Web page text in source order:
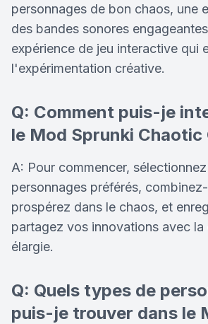
personnages de bon chaos, une
des bandes sonores
expérience de jeu interactive qui
l'expérimentation créative.
Q: Comment puis-je
le Mod Sprunki Chaotic
A: Pour commencer,
personnages préférés,
prospérez dans le chaos, et
partagez vos innovations avec la
élargie.
Q: Quels types de
puis-je trouver dans le